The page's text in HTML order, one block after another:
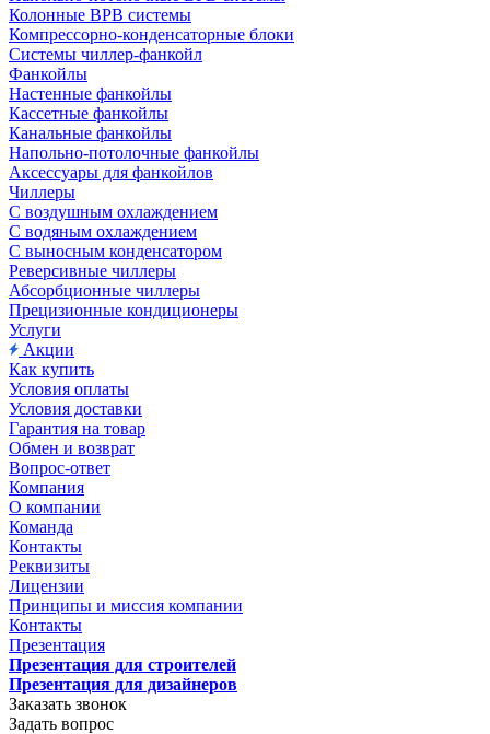
Колонные ВРВ системы
Компрессорно-конденсаторные блоки
Системы чиллер-фанкойл
Фанкойлы
Настенные фанкойлы
Кассетные фанкойлы
Канальные фанкойлы
Напольно-потолочные фанкойлы
Аксессуары для фанкойлов
Чиллеры
С воздушным охлаждением
С водяным охлаждением
С выносным конденсатором
Реверсивные чиллеры
Абсорбционные чиллеры
Прецизионные кондиционеры
Услуги
Акции
Как купить
Условия оплаты
Условия доставки
Гарантия на товар
Обмен и возврат
Вопрос-ответ
Компания
О компании
Команда
Контакты
Реквизиты
Лицензии
Принципы и миссия компании
Контакты
Презентация
Презентация для строителей
Презентация для дизайнеров
Заказать звонок
Задать вопрос